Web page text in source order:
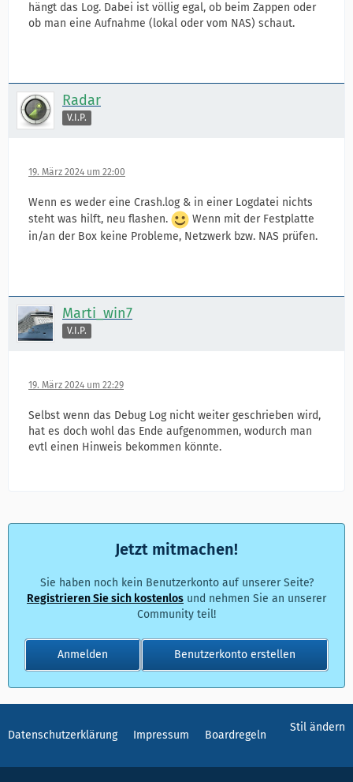
hängt das Log. Dabei ist völlig egal, ob beim Zappen oder
ob man eine Aufnahme (lokal oder vom NAS) schaut.
Radar
V.I.P.
19. März 2024 um 22:00
Wenn es weder eine Crash.log & in einer Logdatei nichts
steht was hilft, neu flashen.
Wenn mit der Festplatte
in/an der Box keine Probleme, Netzwerk bzw. NAS prüfen.
Marti_win7
V.I.P.
19. März 2024 um 22:29
Selbst wenn das Debug Log nicht weiter geschrieben wird,
hat es doch wohl das Ende aufgenommen, wodurch man
evtl einen Hinweis bekommen könnte.
Jetzt mitmachen!
Sie haben noch kein Benutzerkonto auf unserer Seite?
Registrieren Sie sich kostenlos und nehmen Sie an unserer
Community teil!
Benutzerkonto erstellen
Anmelden
Stil ändern
Datenschutzerklärung Impressum Boardregeln